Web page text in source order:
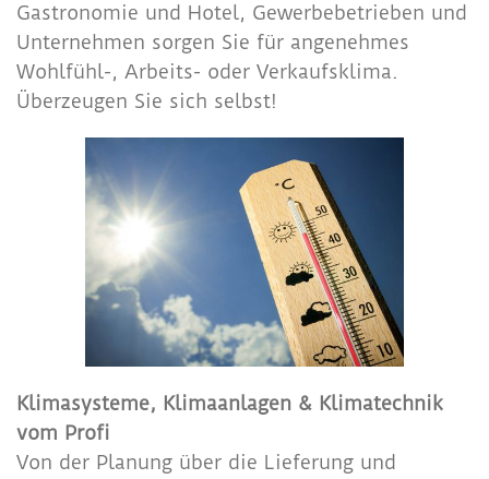
Gastronomie und Hotel, Gewerbebetrieben und
Unternehmen sorgen Sie für angenehmes
Wohlfühl-, Arbeits- oder Verkaufsklima.
Überzeugen Sie sich selbst!
Klimasysteme, Klimaanlagen & Klimatechnik
vom Profi
Von der Planung über die Lieferung und